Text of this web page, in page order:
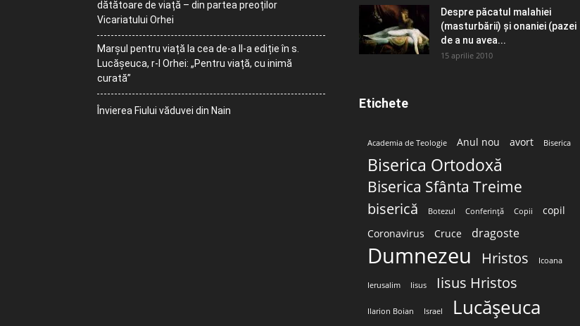
dătătoare de viață – din partea preoților
Vicariatului Orhei
Marșul pentru viață la cea de-a II-a ediție în s.
Lucășeuca, r-l Orhei: „Pentru viață, cu inimă
curată”
Învierea Fiului văduvei din Nain
Despre păcatul malahiei
(masturbării) şi onaniei (pazei
de a nu avea...
15 aprilie 2010
Etichete
Academia de Teologie Anul nou avort Biserica
Biserica Ortodoxă
Biserica Sfânta Treime
biserică Botezul Conferință Copii
copil
Coronavirus
Cruce dragoste
Dumnezeu Hristos Icoana
Ierusalim Iisus Iisus Hristos
Ilarion Boian Israel Lucășeuca